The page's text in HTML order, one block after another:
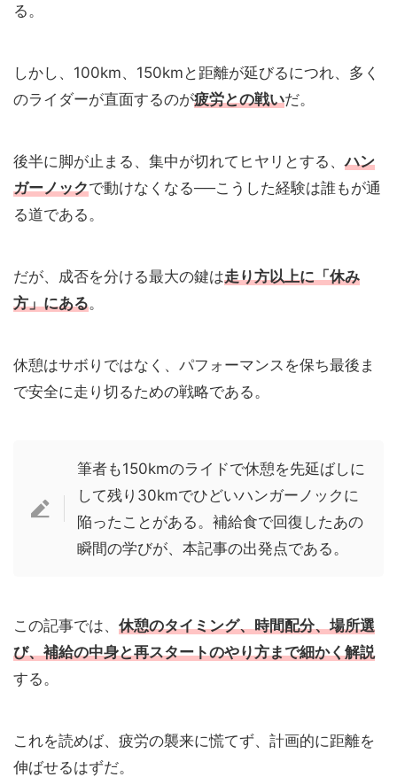
る。
しかし、100km、150kmと距離が延びるにつれ、多く
のライダーが直面するのが疲労との戦いだ。
後半に脚が止まる、集中が切れてヒヤリとする、ハン
ガーノックで動けなくなる──こうした経験は誰もが通
る道である。
だが、成否を分ける最大の鍵は走り方以上に「休み
方」にある。
休憩はサボりではなく、パフォーマンスを保ち最後ま
で安全に走り切るための戦略である。
筆者も150kmのライドで休憩を先延ばしに
して残り30kmでひどいハンガーノックに
陥ったことがある。補給食で回復したあの
瞬間の学びが、本記事の出発点である。
この記事では、 休憩のタイミング、時間配分、場所選
び、補給の中身と再スタートのやり方まで細かく解説
する。
これを読めば、疲労の襲来に慌てず、計画的に距離を
伸ばせるはずだ。